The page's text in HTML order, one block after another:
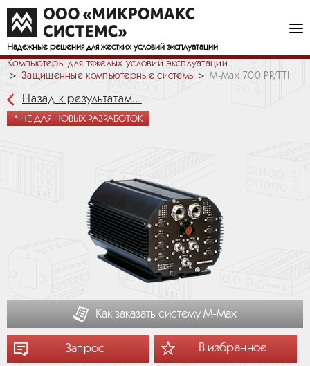
Надежные решения для жестких условий эксплуатации
Компьютеры для тяжелых условий эксплуатации
Защищенные компьютерные системы
M-Max 700 PR/TTI
Назад к результатам...
* НЕ ДЛЯ НОВЫХ РАЗРАБОТОК
Как заказать систему М-Мах
Запрос В избранное